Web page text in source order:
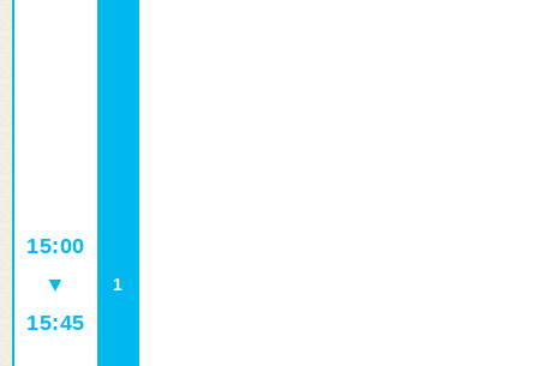
15:00
▼
15:45
1